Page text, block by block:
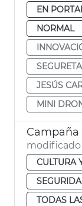
EN
NORMAL
JESÚS
MINI
Campaña
modificado
CULTURA
TODAS